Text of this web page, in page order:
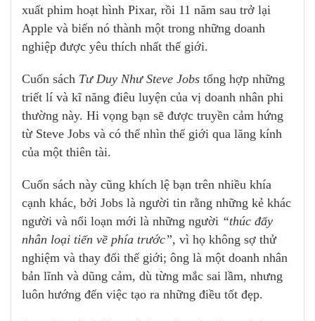
xuất phim hoạt hình Pixar, rồi 11 năm sau trở lại
Apple và biến nó thành một trong những doanh
nghiệp được yêu thích nhất thế giới.
Cuốn sách Tư Duy Như Steve Jobs tổng hợp những
triết lí và kĩ năng điêu luyện của vị doanh nhân phi
thường này. Hi vọng bạn sẽ được truyền cảm hứng
từ Steve Jobs và có thể nhìn thế giới qua lăng kính
của một thiên tài.
Cuốn sách này cũng khích lệ bạn trên nhiều khía
cạnh khác, bởi Jobs là người tin rằng những kẻ khác
người và nổi loạn mới là những người “thúc đẩy
nhân loại tiến về phía trước”, vì họ không sợ thử
nghiệm và thay đổi thế giới; ông là một doanh nhân
bản lĩnh và dũng cảm, dù từng mắc sai lầm, nhưng
luôn hướng đến việc tạo ra những điều tốt đẹp.